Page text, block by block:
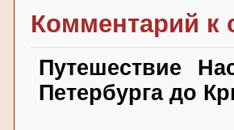
Комментарий к
Путешествие
Петербурга до